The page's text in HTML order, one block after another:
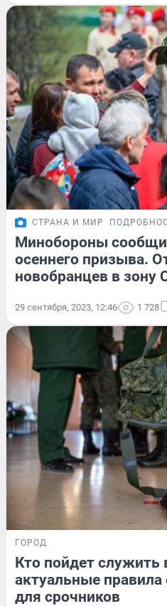
СТРАНА И МИР
Минобороны
осеннего призыва.
новобранцев в зону
29 сентября, 2023, 12:46 1 728
ГОРОД
Кто пойдет служить
актуальные
для срочников